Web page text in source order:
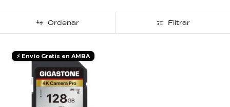
Ordenar Filtrar
⚡ Envío Gratis en AMBA